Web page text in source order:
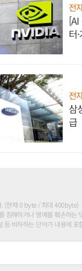
전
터
전
삼
급
. (현재 0 byte / 최대 400byte)
침해하거나 명예를 훼손하는
등 비하하는 단어가 내용에